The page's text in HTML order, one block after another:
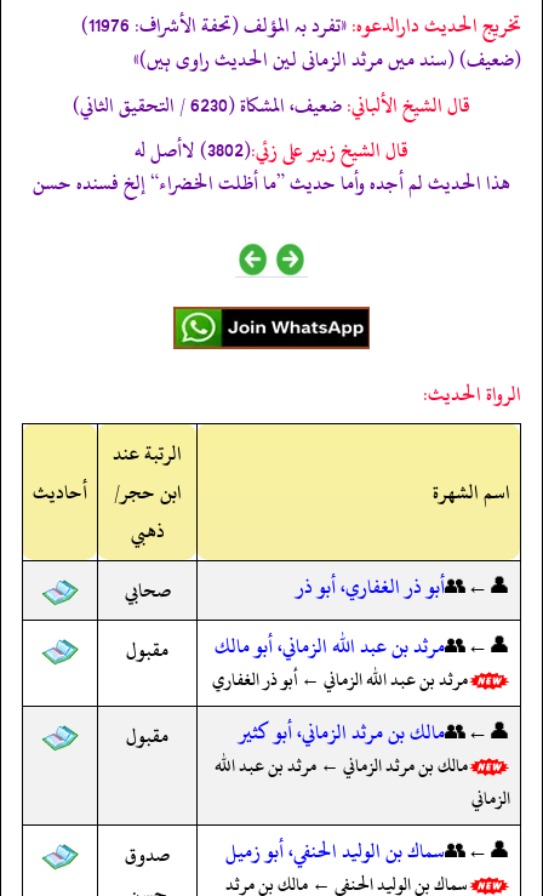
تخریج الحدیث دارالدعوہ:
«تفرد بہ المؤلف (تحفة الأشراف: 11976)
(ضعیف) (سند میں مرثد الزمانی لین الحدیث راوی ہیں)»
قال الشيخ الألباني:ضعيف، المشكاة (6230 / التحقيق الثاني)
قال الشيخ زبير على زئي:(3802) لاأصل له
هذا الحديث لم أجده وأما حديث ”ما أظلت الخضراء“ إلخ فسنده حسن
الرواة الحديث:
اسم الشهرة
الرتبة عند
ابن حجر/
ذهبي
أحاديث
👤←👥أبو ذر الغفاري، أبو ذر
صحابي
👤←👥مرثد بن عبد الله الزماني، أبو مالك
مرثد بن عبد الله الزماني ← أبو ذر الغفاري
مقبول
👤←👥مالك بن مرثد الزماني، أبو كثير
مالك بن مرثد الزماني ← مرثد بن عبد الله
الزماني
مقبول
👤←👥سماك بن الوليد الحنفي، أبو زميل
سماك بن الوليد الحنفي ← مالك بن مرثد
صدوق